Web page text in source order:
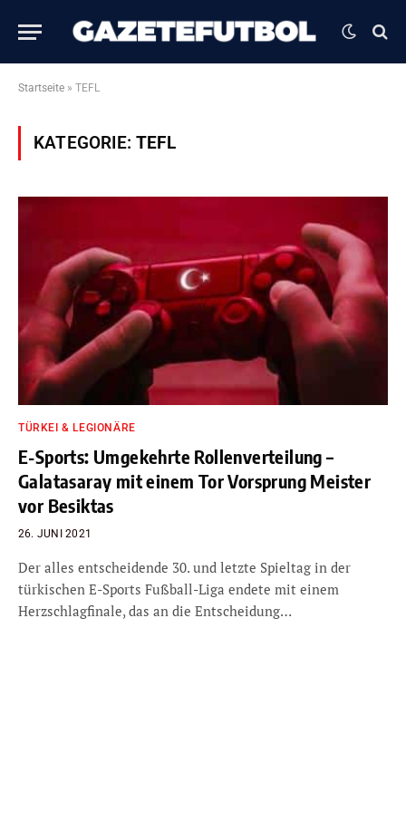
Startseite » TEFL
KATEGORIE:TEFL
TÜRKEI & LEGIONÄRE
E-Sports: Umgekehrte Rollenverteilung –
Galatasaray mit einem Tor Vorsprung Meister
vor Besiktas
26. JUNI 2021
Der alles entscheidende 30. und letzte Spieltag in der
türkischen E-Sports Fußball-Liga endete mit einem
Herzschlagfinale, das an die Entscheidung…